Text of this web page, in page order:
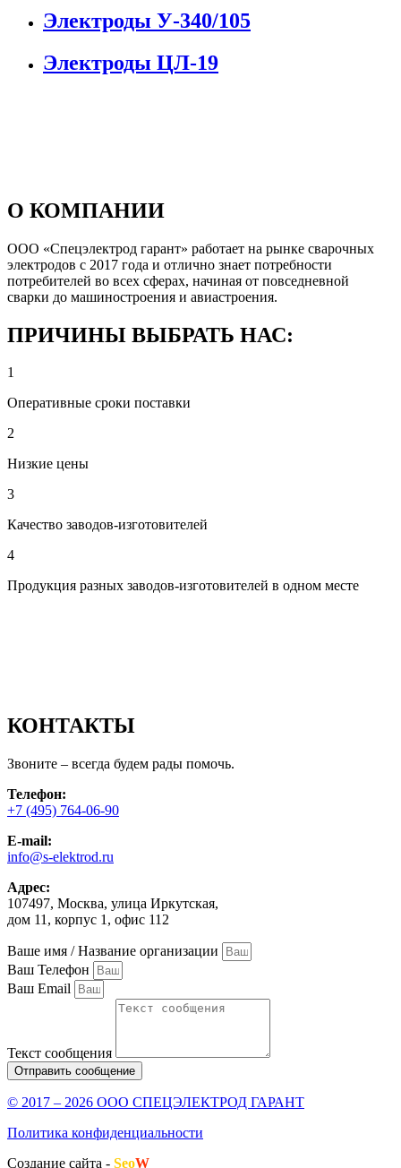
Электроды У-340/105
Электроды ЦЛ-19
О КОМПАНИИ
ООО «Спецэлектрод гарант» работает на рынке сварочных
электродов с 2017 года и отлично знает потребности
потребителей во всех сферах, начиная от повседневной
сварки до машиностроения и авиастроения.
ПРИЧИНЫ ВЫБРАТЬ НАС:
1
Оперативные сроки поставки
2
Низкие цены
3
Качество заводов-изготовителей
4
Продукция разных заводов-изготовителей в одном месте
КОНТАКТЫ
Звоните – всегда будем рады помочь.
Телефон:
+7 (495) 764-06-90
E-mail:
info@s-elektrod.ru
Адрес:
107497, Москва, улица Иркутская,
дом 11, корпус 1, офис 112
Ваше имя / Название организации
Ваш Телефон
Ваш Email
Текст сообщения
Отправить сообщение
© 2017 – 2026 ООО СПЕЦЭЛЕКТРОД ГАРАНТ
Политика конфиденциальности
Создание сайта - SeoW.ru